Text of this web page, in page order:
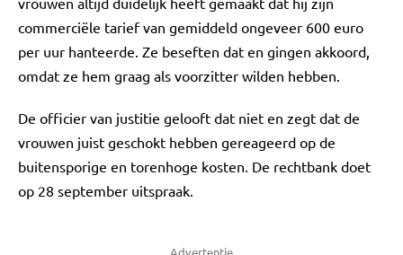
commerciële tarief van gemiddeld ongeveer 600 euro
per uur hanteerde. Ze beseften dat en gingen akkoord,
omdat ze hem graag als voorzitter wilden hebben.
De officier van justitie gelooft dat niet en zegt dat de
vrouwen juist geschokt hebben gereageerd op de
buitensporige en torenhoge kosten. De rechtbank doet
op 28 september uitspraak.
Advertentie